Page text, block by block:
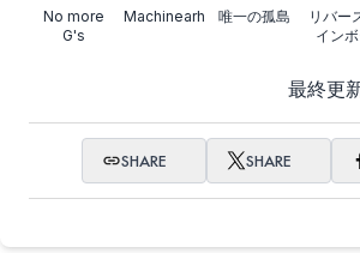
No more
G's
Machinearhythm唯一の孤島
リバー
イン
最終更
SHARE SHARE